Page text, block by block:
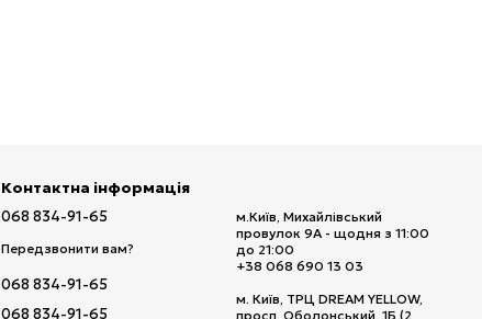
Контактна інформація
068 834-91-65
Передзвонити вам?
068 834-91-65
068 834-91-65
м.Київ, Михайлівський
провулок 9А - щодня з 11:00
до 21:00
+38 068 690 13 03
м. Київ, ТРЦ DREAM YELLOW,
просп. Оболонський, 1Б (2